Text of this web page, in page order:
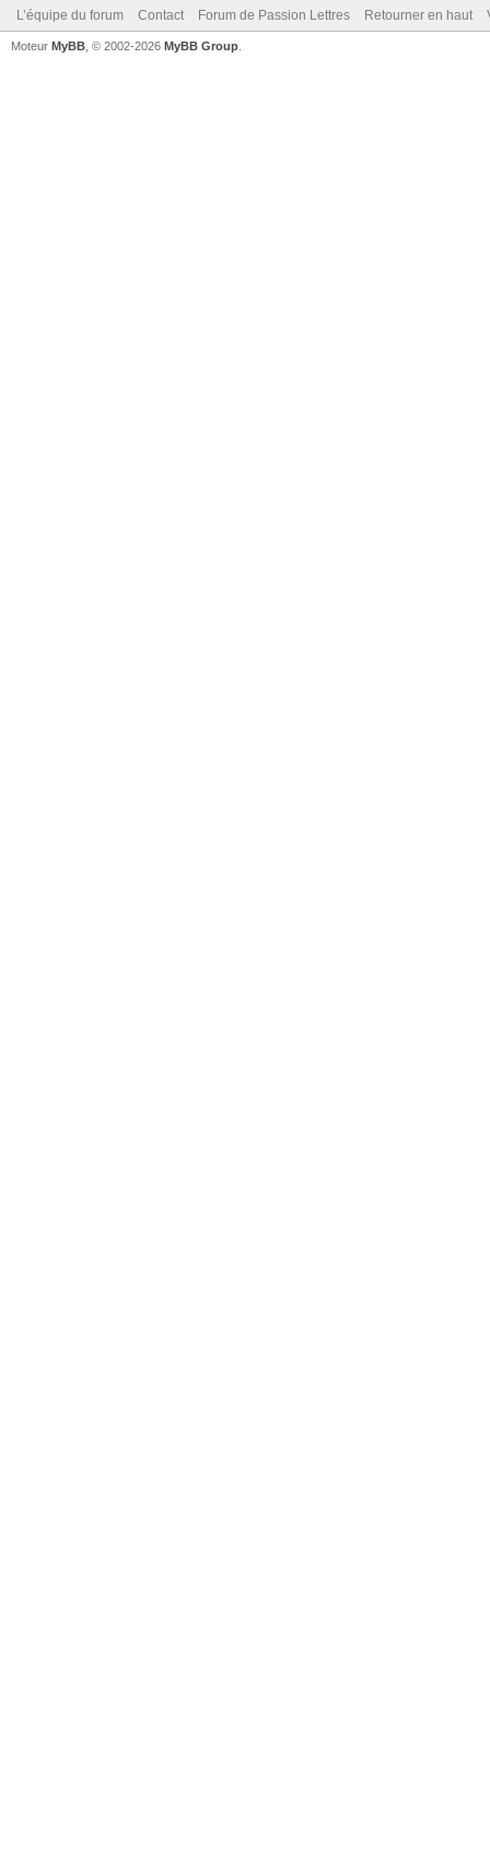
L’équipe du forum Contact Forum de Passion Lettres Retourner en haut
Moteur MyBB , © 2002-2026 MyBB Group